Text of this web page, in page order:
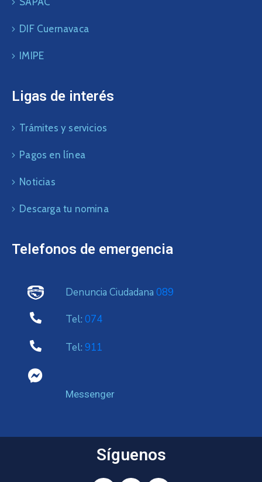
DIF Cuernavaca
IMIPE
Ligas de interés
Trámites y servicios
Pagos en línea
Noticias
Descarga tu nomina
Telefonos de emergencia
Denuncia Ciudadana 089
Tel: 074
Tel: 911
Messenger
Síguenos